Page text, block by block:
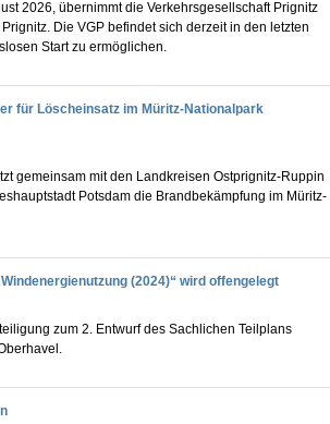
2026, übernimmt die Verkehrsgesellschaft Prignitz
Die VGP befindet sich derzeit in den letzten
Start zu ermöglichen.
für Löscheinsatz im Müritz-Nationalpark
gemeinsam mit den Landkreisen Ostprignitz-Ruppin
Potsdam die Brandbekämpfung im Müritz-
(2024)“ wird offengelegt
zum 2. Entwurf des Sachlichen Teilplans